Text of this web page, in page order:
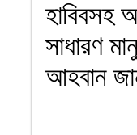
হাবিবসহ
সাধারণ
আহবান